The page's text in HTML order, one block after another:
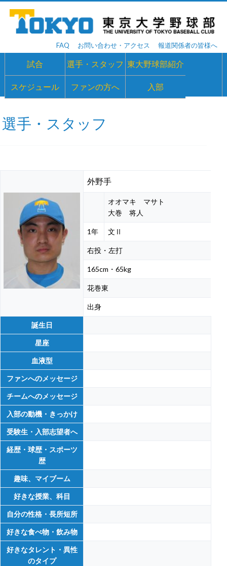
FAQ お問い合わせ・アクセス 報道関係者の皆様へ
試合 選手・スタッフ 東大野球部紹介
スケジュール ファンの方へ 入部
選手・スタッフ
外野手
オオマキ マサト
大巻 将人
1年 文Ⅱ
右投・左打
165cm・65kg
花巻東
出身
誕生日
星座
血液型
ファンへのメッセージ
チームへのメッセージ
入部の動機・きっかけ
受験生・入部志望者へ
経歴・球歴・スポーツ
歴
趣味、マイブーム
好きな授業、科目
自分の性格・長所短所
好きな食べ物・飲み物
好きなタレント・異性
のタイプ